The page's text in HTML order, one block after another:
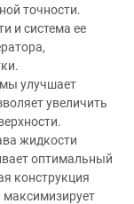
точности.
и система ее
улучшает
увеличить
жидкости
оптимальный
конструкция
максимизирует